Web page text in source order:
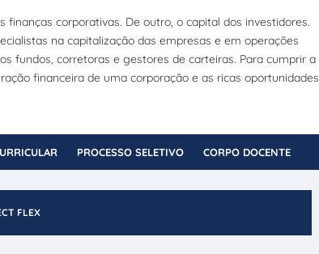
corporativas. De outro, o capital dos investidores.
na capitalização das empresas e em operações
fundos, corretoras e gestores de carteiras. Para cumprir a
financeira de uma corporação e as ricas oportunidades
PROCESSO SELETIVO CORPO DOCENTE
FLEX